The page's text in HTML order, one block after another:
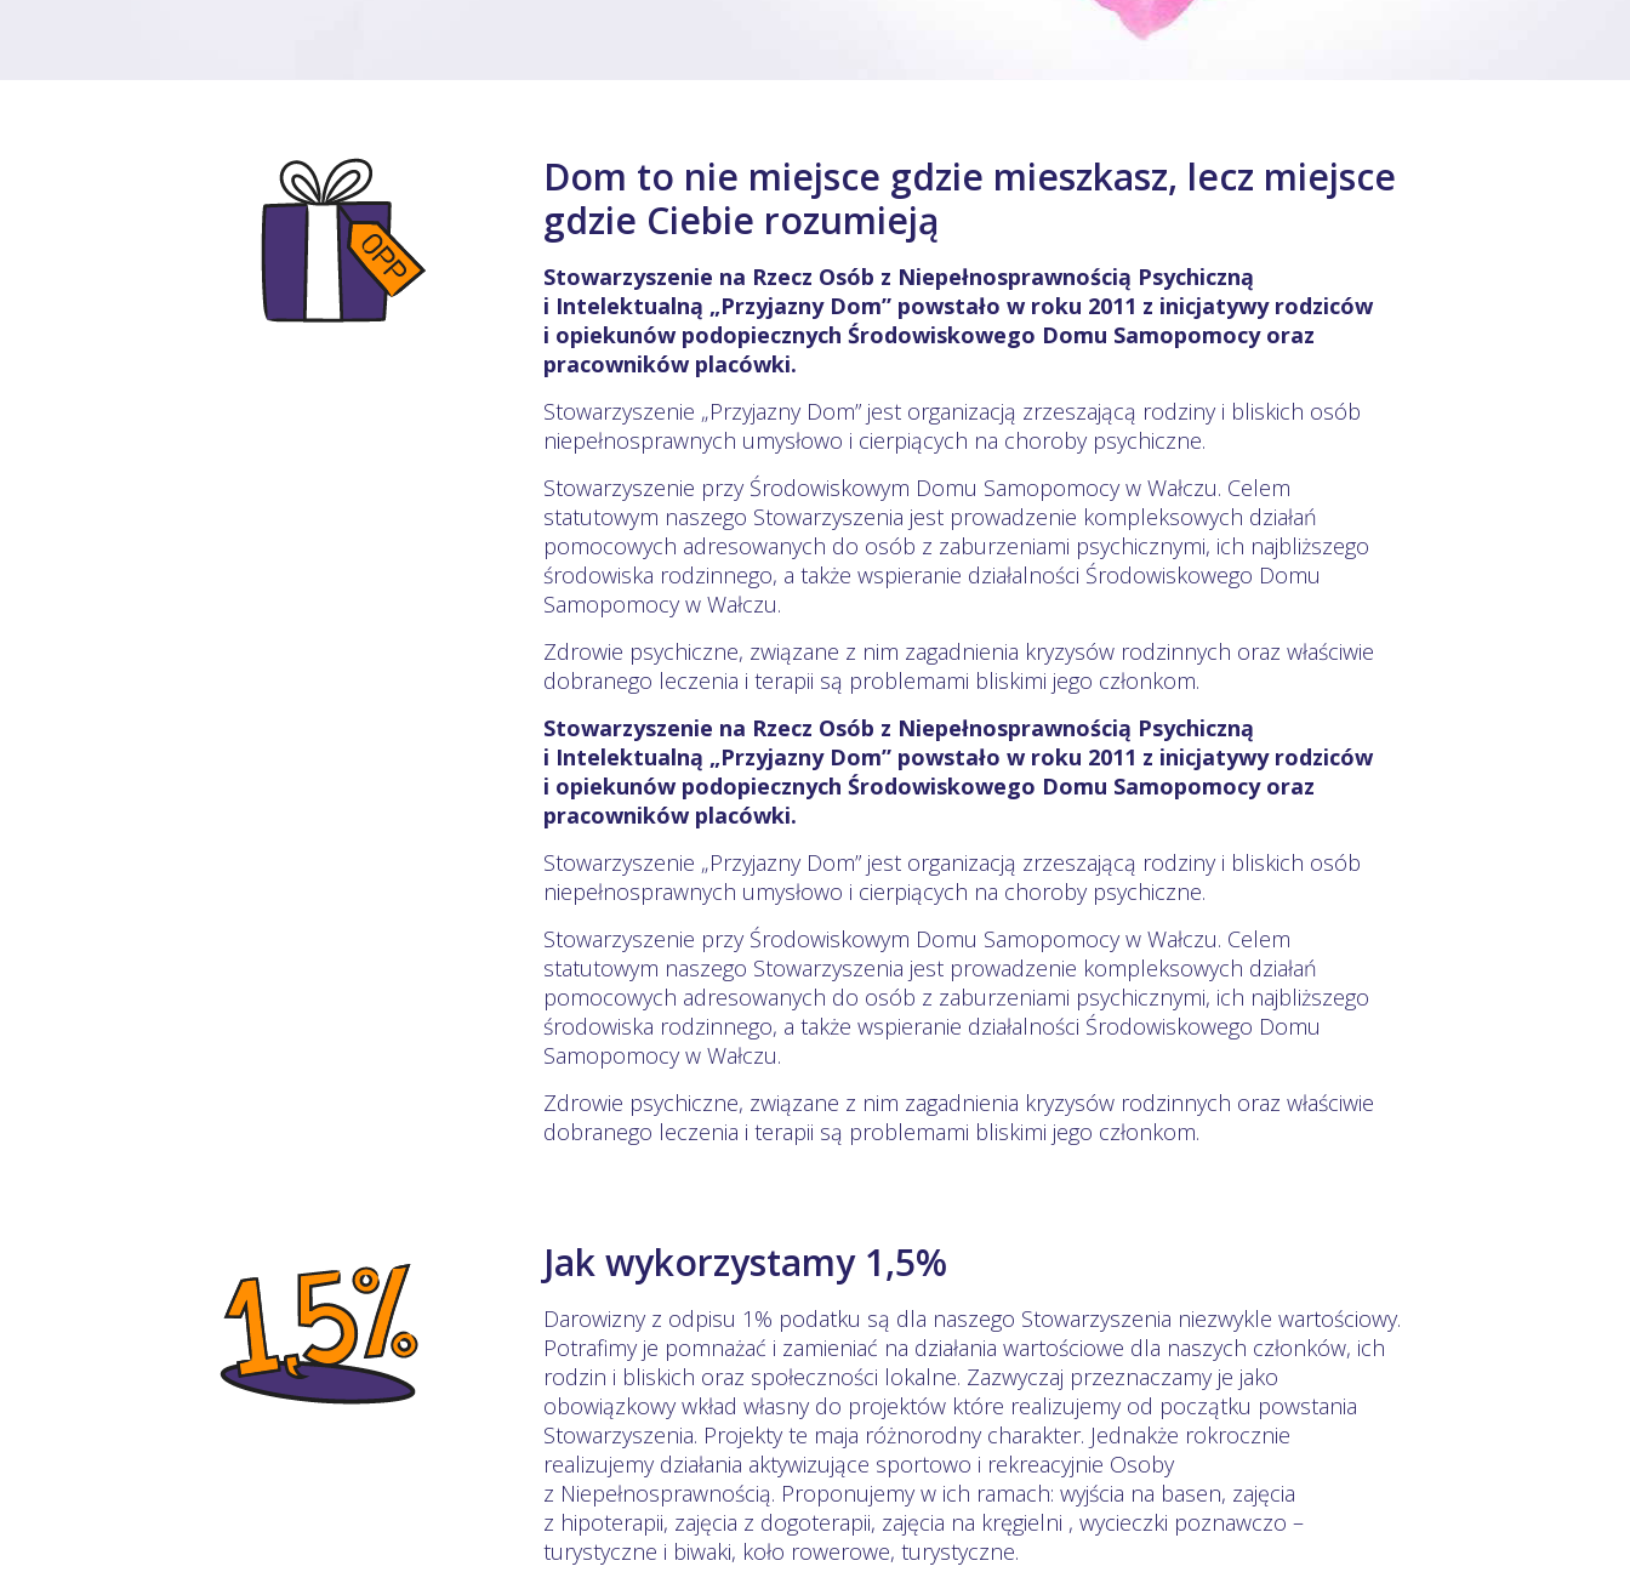
Dom to nie miejsce gdzie mieszkasz, lecz miejsce
gdzie Ciebie rozumieją
Stowarzyszenie na Rzecz Osób z Niepełnosprawnością Psychiczną
i Intelektualną „Przyjazny Dom” powstało w roku 2011 z inicjatywy rodziców
i opiekunów podopiecznych Środowiskowego Domu Samopomocy oraz
pracowników placówki.
Stowarzyszenie „Przyjazny Dom” jest organizacją zrzeszającą rodziny i bliskich osób
niepełnosprawnych umysłowo i cierpiących na choroby psychiczne.
Stowarzyszenie przy Środowiskowym Domu Samopomocy w Wałczu. Celem
statutowym naszego Stowarzyszenia jest prowadzenie kompleksowych działań
pomocowych adresowanych do osób z zaburzeniami psychicznymi, ich najbliższego
środowiska rodzinnego, a także wspieranie działalności Środowiskowego Domu
Samopomocy w Wałczu.
Zdrowie psychiczne, związane z nim zagadnienia kryzysów rodzinnych oraz właściwie
dobranego leczenia i terapii są problemami bliskimi jego członkom.
Stowarzyszenie na Rzecz Osób z Niepełnosprawnością Psychiczną
i Intelektualną „Przyjazny Dom” powstało w roku 2011 z inicjatywy rodziców
i opiekunów podopiecznych Środowiskowego Domu Samopomocy oraz
pracowników placówki.
Stowarzyszenie „Przyjazny Dom” jest organizacją zrzeszającą rodziny i bliskich osób
niepełnosprawnych umysłowo i cierpiących na choroby psychiczne.
Stowarzyszenie przy Środowiskowym Domu Samopomocy w Wałczu. Celem
statutowym naszego Stowarzyszenia jest prowadzenie kompleksowych działań
pomocowych adresowanych do osób z zaburzeniami psychicznymi, ich najbliższego
środowiska rodzinnego, a także wspieranie działalności Środowiskowego Domu
Samopomocy w Wałczu.
Zdrowie psychiczne, związane z nim zagadnienia kryzysów rodzinnych oraz właściwie
dobranego leczenia i terapii są problemami bliskimi jego członkom.
Jak wykorzystamy 1,5%
Darowizny z odpisu 1% podatku są dla naszego Stowarzyszenia niezwykle wartościowy.
Potrafimy je pomnażać i zamieniać na działania wartościowe dla naszych członków, ich
rodzin i bliskich oraz społeczności lokalne. Zazwyczaj przeznaczamy je jako
obowiązkowy wkład własny do projektów które realizujemy od początku powstania
Stowarzyszenia. Projekty te maja różnorodny charakter. Jednakże rokrocznie
realizujemy działania aktywizujące sportowo i rekreacyjnie Osoby
z Niepełnosprawnością. Proponujemy w ich ramach: wyjścia na basen, zajęcia
z hipoterapii, zajęcia z dogoterapii, zajęcia na kręgielni , wycieczki poznawczo –
turystyczne i biwaki, koło rowerowe, turystyczne.